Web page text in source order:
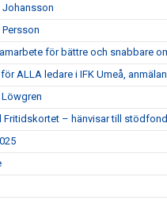
Johansson
för bättre och snabbare
ALLA ledare i IFK Umeå,
Fritidskortet – hänvisar till